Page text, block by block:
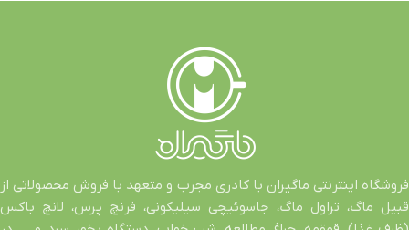
فروشگاه اینترنتی ماگیران با کادری مجرب و متعهد با فروش محصولاتی از
قبیل ماگ، تراول ماگ، جاسوئیچی سیلیکونی، فرنچ پرس، لانچ باکس